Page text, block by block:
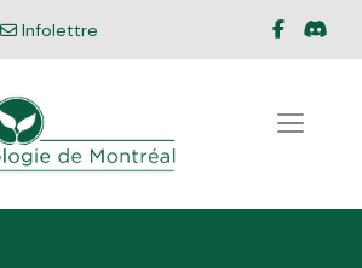
Infolettre
Infolettre Facebook